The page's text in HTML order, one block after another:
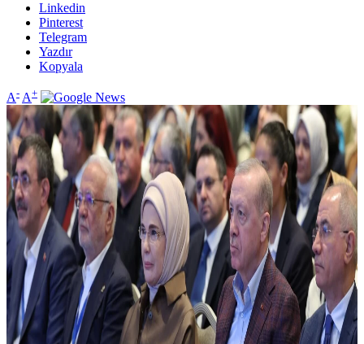
Linkedin
Pinterest
Telegram
Yazdır
Kopyala
A- A+